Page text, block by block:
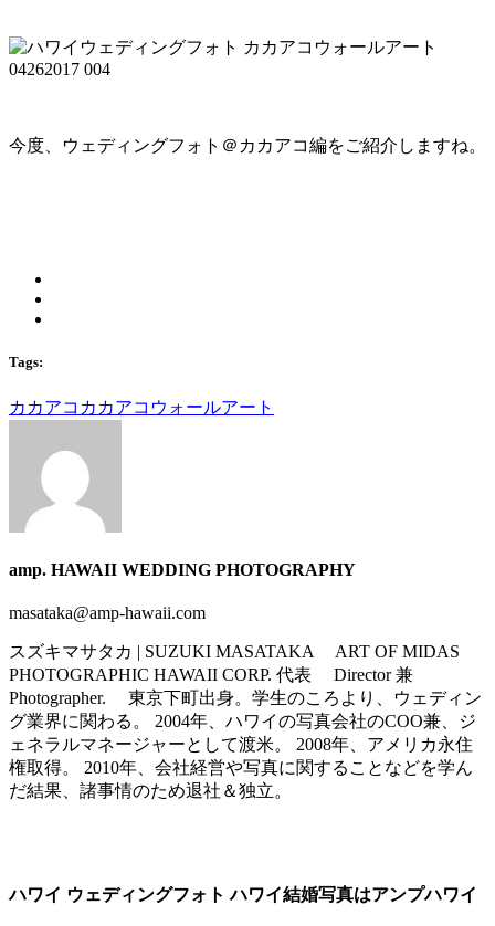
今度、ウェディングフォト＠カカアコ編をご紹介しますね。
Tags:
カカアコ カカアコウォールアート
amp. HAWAII WEDDING PHOTOGRAPHY
masataka@amp-hawaii.com
スズキマサタカ | SUZUKI MASATAKA ART OF MIDAS
PHOTOGRAPHIC HAWAII CORP. 代表 Director 兼
Photographer. 東京下町出身。学生のころより、ウェディン
グ業界に関わる。 2004年、ハワイの写真会社のCOO兼、ジ
ェネラルマネージャーとして渡米。 2008年、アメリカ永住
権取得。 2010年、会社経営や写真に関することなどを学ん
だ結果、諸事情のため退社＆独立。
ハワイ ウェディングフォト ハワイ結婚写真はアンプハワイ